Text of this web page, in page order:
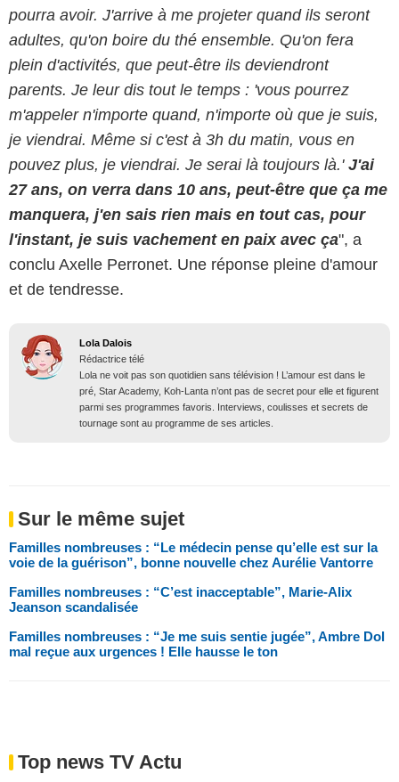
pourra avoir. J'arrive à me projeter quand ils seront
adultes, qu'on boire du thé ensemble. Qu'on fera
plein d'activités, que peut-être ils deviendront
parents. Je leur dis tout le temps : 'vous pourrez
m'appeler n'importe quand, n'importe où que je suis,
je viendrai. Même si c'est à 3h du matin, vous en
pouvez plus, je viendrai. Je serai là toujours là.' J'ai
27 ans, on verra dans 10 ans, peut-être que ça me
manquera, j'en sais rien mais en tout cas, pour
l'instant, je suis vachement en paix avec ça", a
conclu Axelle Perronet. Une réponse pleine d'amour
et de tendresse.
Lola Dalois
Rédactrice télé
Lola ne voit pas son quotidien sans télévision ! L’amour est dans le
pré, Star Academy, Koh-Lanta n’ont pas de secret pour elle et figurent
parmi ses programmes favoris. Interviews, coulisses et secrets de
tournage sont au programme de ses articles.
Sur le même sujet
Familles nombreuses : “Le médecin pense qu’elle est sur la
voie de la guérison”, bonne nouvelle chez Aurélie Vantorre
Familles nombreuses : “C’est inacceptable”, Marie-Alix
Jeanson scandalisée
Familles nombreuses : “Je me suis sentie jugée”, Ambre Dol
mal reçue aux urgences ! Elle hausse le ton
Top news TV Actu